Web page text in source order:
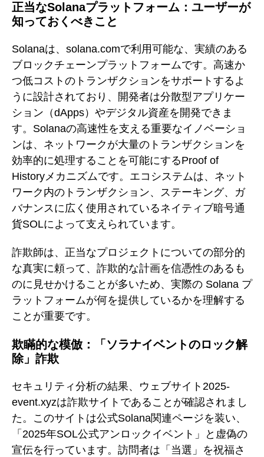
正当なSolanaプラットフォーム：ユーザーが
知っておくべきこと
Solanaは、solana.comで利用可能な、実績のある
ブロックチェーンプラットフォームです。高速か
つ低コストのトランザクションをサポートするよ
うに設計されており、開発者は分散型アプリケー
ション（dApps）やデジタル資産を開発できま
す。Solanaの高速性を支える重要なイノベーショ
ンは、ネットワークが大量のトランザクションを
効率的に処理することを可能にするProof of
Historyメカニズムです。エコシステムは、ネット
ワーク内のトランザクション、ステーキング、ガ
バナンスに広く使用されているネイティブ暗号通
貨SOLによって支えられています。
詐欺師は、正当なプロジェクトについての部分的
な真実に頼って、詐欺的な計画を信憑性のあるも
のに見せかけることが多いため、実際の Solana プ
ラットフォームが何を提供しているかを理解する
ことが重要です。
欺瞞的な模倣：「ソラナイベントのロック解
除」詐欺
セキュリティ分析の結果、ウェブサイト2025-
event.xyzは詐欺サイトであることが確認されまし
た。このサイトは公式Solana関連ページを装い、
「2025年SOL公式アンロックイベント」と虚偽の
宣伝を行っています。訪問者は「当選」を祝福さ